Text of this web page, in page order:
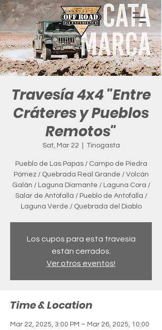
Travesía 4x4 "Entre
Cráteres y Pueblos
Remotos"
Sat, Mar 22 Tinogasta
Pueblo de Las Papas / Campo de Piedra
Pómez / Quebrada Real Grande / Volcán
Galán / Laguna Diamante / Laguna Cora /
Salar de Antofalla / Pueblo de Antofalla /
Laguna Verde / Quebrada del Diablo
Los cupos para esta travesía
están cerrados.
Ver otros eventos!
Time & Location
Mar 22, 2025, 3:00 PM – Mar 26, 2025, 10:00